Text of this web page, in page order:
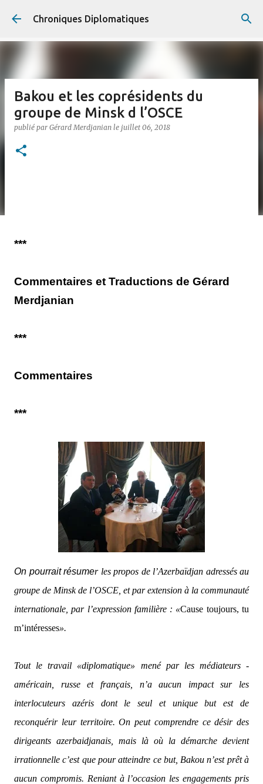
Accéder au contenu principal
Chroniques Diplomatiques
Bakou et les coprésidents du
groupe de Minsk d l’OSCE
publié par Gérard Merdjanian le juillet 06, 2018
***
Commentaires et Traductions de Gérard
Merdjanian
***
Commentaires
***
On pourrait résumer les propos de l’Azerbaïdjan adressés au
groupe de Minsk de l’OSCE, et par extension à la communauté
internationale, par l’expression familière : «Cause toujours, tu
m’intéresses».
Tout le travail «diplomatique» mené par les médiateurs -
américain, russe et français, n’a aucun impact sur les
interlocuteurs azéris dont le seul et unique but est de
reconquérir leur territoire. On peut comprendre ce désir des
dirigeants azerbaidjanais, mais là où la démarche devient
irrationnelle c’est que pour atteindre ce but, Bakou n’est prêt à
aucun compromis. Reniant à l’occasion les engagements pris